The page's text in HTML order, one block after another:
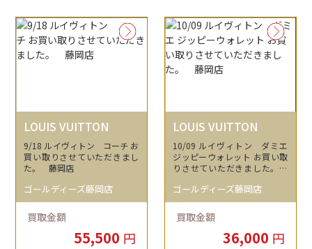
LOUIS VUITTON
9/18 ルイヴィトン コーチ お
買い取りさせていただきまし
た。 藤岡店
ゴールディーズ藤岡店
買取金額
55,500 円
LOUIS VUITTON
10/09 ルイヴィトン ダミエ
ジッピーウォレット お買い取
りさせていただきました。
ゴールディーズ藤岡店
買取金額
36,000 円